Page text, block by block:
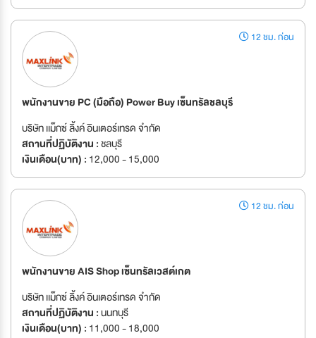
12 ชม. ก่อน
พนักงานขาย PC (มือถือ) Power Buy เซ็นทรัลชลบุรี
บริษัท เเม็กซ์ ลิ้งค์ อินเตอร์เทรด จำกัด
สถานที่ปฏิบัติงาน :ชลบุรี
เงินเดือน(บาท) : 12,000 - 15,000
12 ชม. ก่อน
พนักงานขาย AIS Shop เซ็นทรัลเวสต์เกต
บริษัท เเม็กซ์ ลิ้งค์ อินเตอร์เทรด จำกัด
สถานที่ปฏิบัติงาน :นนทบุรี
เงินเดือน(บาท) : 11,000 - 18,000